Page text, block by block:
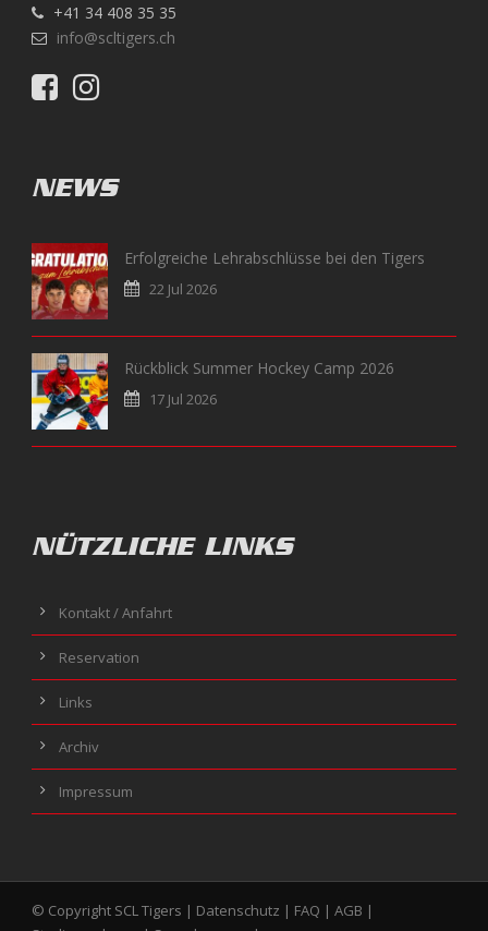
+41 34 408 35 35
info@scltigers.ch
NEWS
Erfolgreiche Lehrabschlüsse bei den Tigers
22 Jul 2026
Rückblick Summer Hockey Camp 2026
17 Jul 2026
NÜTZLICHE LINKS
Kontakt / Anfahrt
Reservation
Links
Archiv
Impressum
© Copyright SCL Tigers | Datenschutz | FAQ | AGB |